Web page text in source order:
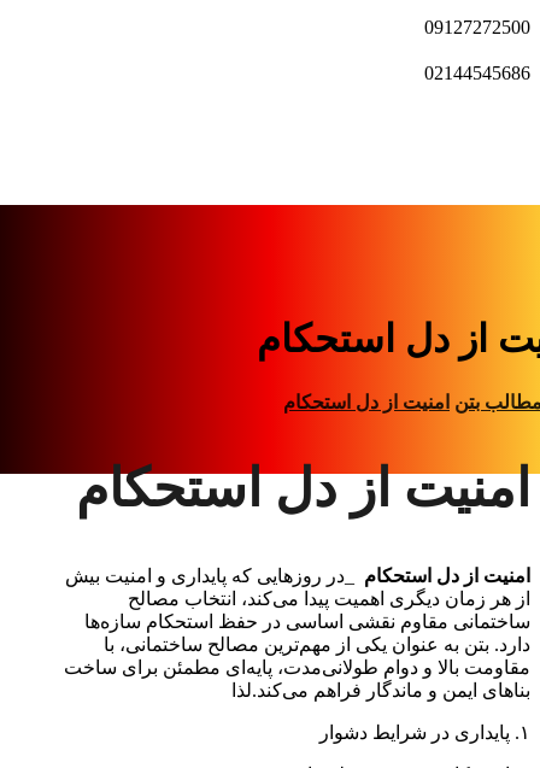
09127272500
02144545686
از دل استحکام
بتن امنیت از دل استحکام
امنیت از دل استحکام
امنیت از دل استحکام
_در روزهایی که پایداری و امنیت بیش
از هر زمان دیگری اهمیت پیدا می‌کند، انتخاب مصالح
ساختمانی مقاوم نقشی اساسی در حفظ استحکام سازه‌ها
دارد. بتن به عنوان یکی از مهم‌ترین مصالح ساختمانی، با
مقاومت بالا و دوام طولانی‌مدت، پایه‌ای مطمئن برای ساخت
بناهای ایمن و ماندگار فراهم می‌کند.لذا
۱. پایداری در شرایط دشوار